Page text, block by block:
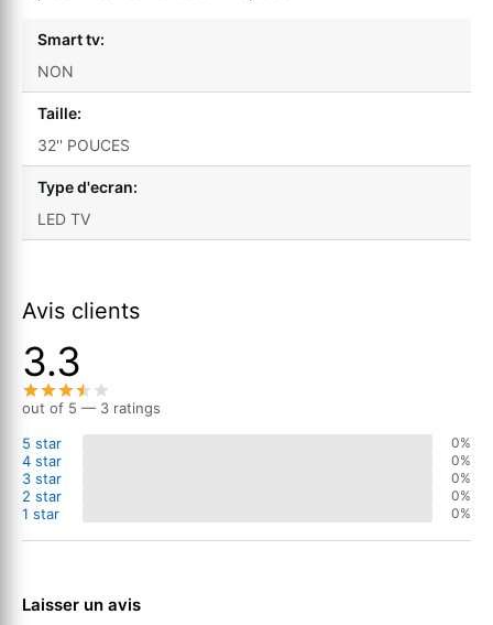
Smart tv:
NON
Taille:
32'' POUCES
Type d'ecran:
LED TV
Avis clients
3.3
out of 5 — 3 ratings
5 star
0%
4 star 0%
3 star 0%
2 star 0%
1 star 0%
Laisser un avis